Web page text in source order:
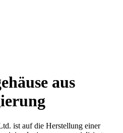
aus
ist auf die Herstellung einer